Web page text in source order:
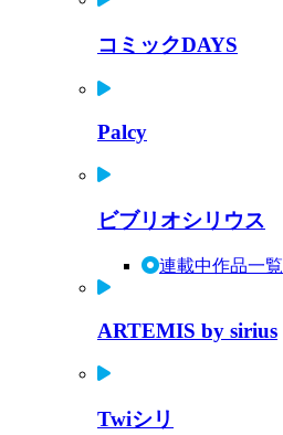
コミックDAYS
Palcy
ビブリオシリウス
連載中作品一覧
ARTEMIS by sirius
Twiシリ